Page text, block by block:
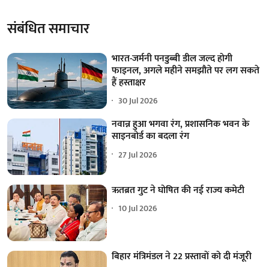
संबंधित समाचार
भारत-जर्मनी पनडुब्बी डील जल्द होगी
फाइनल, अगले महीने समझौते पर लग सकते
हैं हस्ताक्षर
30 Jul 2026
नवान्न हुआ भगवा रंग, प्रशासनिक भवन के
साइनबोर्ड का बदला रंग
27 Jul 2026
ऋतब्रत गुट ने घोषित की नई राज्य कमेटी
10 Jul 2026
बिहार मंत्रिमंडल ने 22 प्रस्तावों को दी मंजूरी